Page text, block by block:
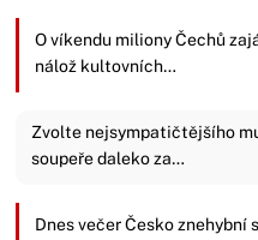
O víkendu miliony Čechů
nálož kultovních…
Zvolte nejsympatičtějšího
soupeře daleko za…
Dnes večer Česko znehybní